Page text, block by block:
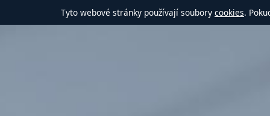
Tyto webové stránky používají soubory cookies.